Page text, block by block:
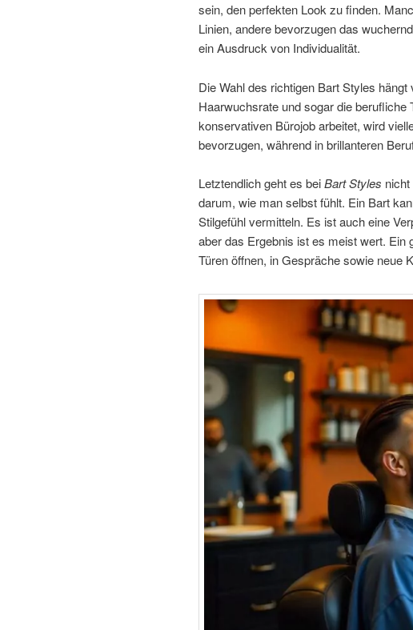
sein, den perfekten Look zu finden.
Linien, andere bevorzugen das
ein Ausdruck von Individualität.
Die Wahl des richtigen Bart Styles
Haarwuchsrate und sogar die berufliche
konservativen Bürojob arbeitet, wird
bevorzugen, während in brillanteren
Letztendlich geht es beiBart Styles
darum, wie man selbst fühlt. Ein Bart
Stilgefühl vermitteln. Es ist auch eine
aber das Ergebnis ist es meist wert.
Türen öffnen, in Gespräche sowie neue